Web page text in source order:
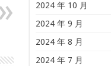
2024 年 10 月
2024 年 9 月
2024 年 8 月
2024 年 7 月